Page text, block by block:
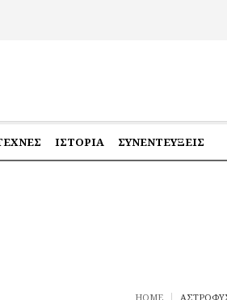
ΙΣΤΟΡΊΑ ΣΥΝΕΝΤΕΎΞΕΙΣ
HOME